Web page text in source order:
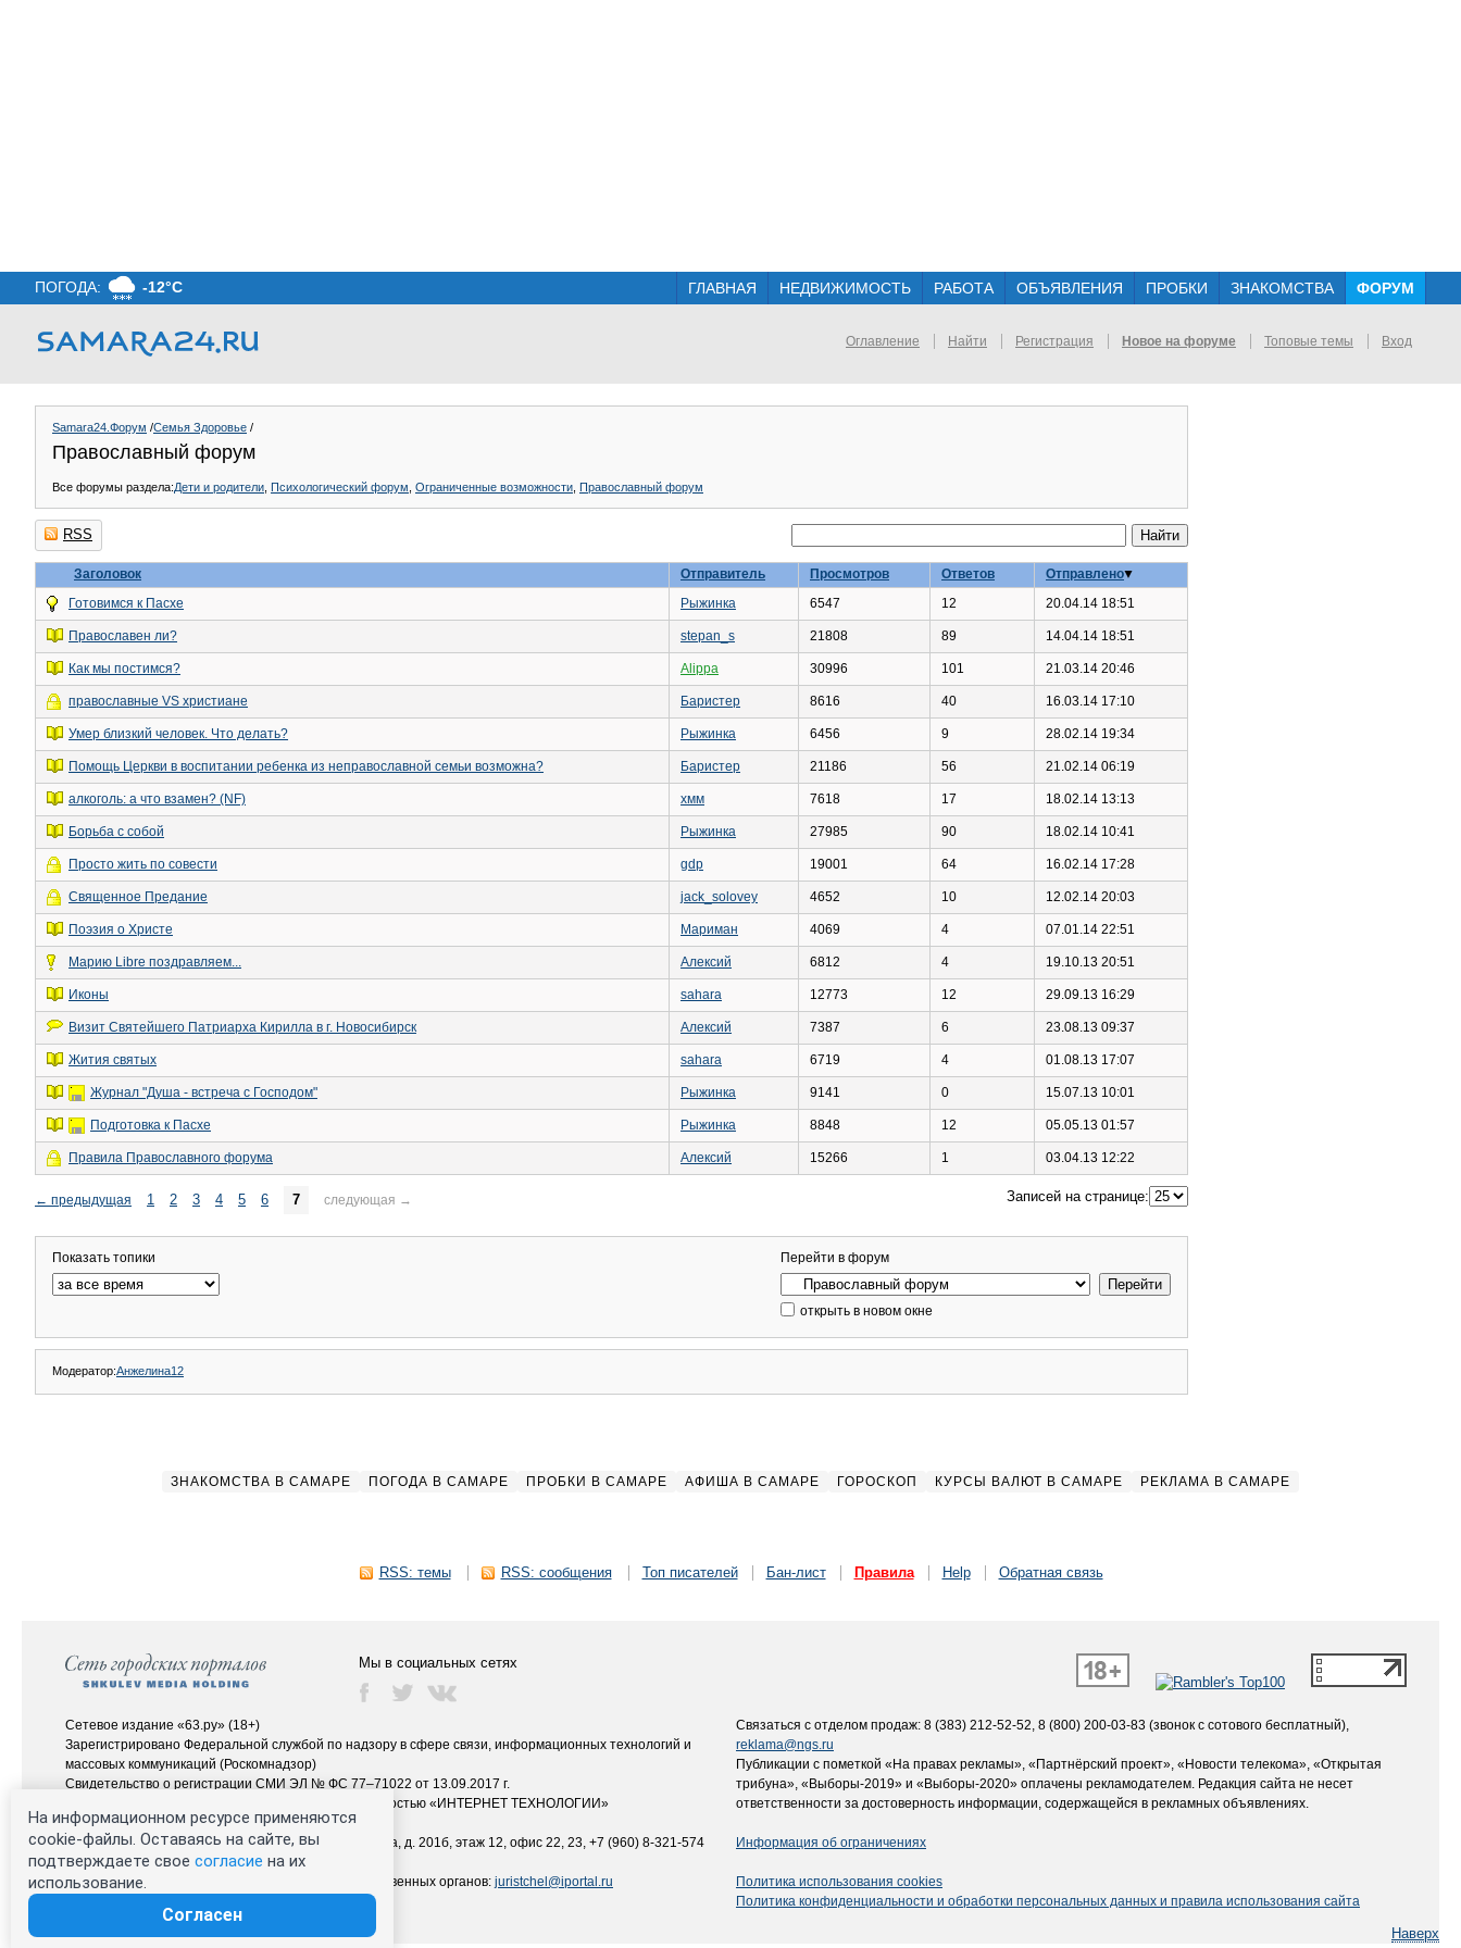
ПОГОДА: -12°C ГЛАВНАЯ НЕДВИЖИМОСТЬ РАБОТА ОБЪЯВЛЕНИЯ ПРОБКИ ЗНАКОМСТВА ФОРУМ
Оглавление Найти Регистрация Новое на форуме Топовые темы Вход
Samara24.Форум /Семья Здоровье /
Православный форум
Все форумы раздела:Дети и родители Психологический форум Ограниченные возможности Православный форум
RSS
Заголовок Отправитель Просмотров Ответов
Отправлено
Готовимся к Пасхе
Рыжинка 6547 12 20.04.14 18:51
Православен ли? stepan_s 21808 89 14.04.14 18:51
Как мы постимся? Alippa 30996 101 21.03.14 20:46
православные VS христиане Баристер 8616 40 16.03.14 17:10
Умер близкий человек. Что делать? Рыжинка 6456 9 28.02.14 19:34
Помощь Церкви в воспитании ребенка из неправославной семьи возможна? Баристер 21186 56 21.02.14 06:19
алкоголь: а что взамен? (NF) хмм 7618 17 18.02.14 13:13
Борьба с собой Рыжинка 27985 90 18.02.14 10:41
Просто жить по совести gdp 19001 64 16.02.14 17:28
Священное Предание jack_solovey 4652 10 12.02.14 20:03
Поэзия о Христе Мариман 4069 4 07.01.14 22:51
Марию Libre поздравляем... Алексий 6812 4 19.10.13 20:51
Иконы sahara 12773 12 29.09.13 16:29
Визит Святейшего Патриарха Кирилла в г. Новосибирск Алексий 7387 6 23.08.13 09:37
Жития святых sahara 6719 4 01.08.13 17:07
Журнал "Душа - встреча с Господом" Рыжинка 9141 0 15.07.13 10:01
Подготовка к Пасхе Рыжинка 8848 12 05.05.13 01:57
Правила Православного форума Алексий 15266 1 03.04.13 12:22
← предыдущая 1 2 3 4 5 6 7 следующая → Записей на странице:
Показать топики Перейти в форум
открыть в новом окне
Модератор:Анжелина12
Наверх
ЗНАКОМСТВА В САМАРЕ ПОГОДА В САМАРЕ ПРОБКИ В САМАРЕ АФИША В САМАРЕ ГОРОСКОП КУРСЫ ВАЛЮТ В САМАРЕ РЕКЛАМА В САМАРЕ
RSS: темы RSS: сообщения Топ писателей Бан-лист Правила Help Обратная связь
Мы в социальных сетях
Сетевое издание «63.ру» (18+)
Зарегистрировано Федеральной службой по надзору в сфере связи, информационных технологий и
массовых коммуникаций (Роскомнадзор)
Свидетельство о регистрации СМИ ЭЛ № ФС 77–71022 от 13.09.2017 г.
Учредитель: Общество с ограниченной ответственностью «ИНТЕРНЕТ ТЕХНОЛОГИИ»
Главный редактор: Плотникова Татьяна Николаевна
Адрес редакции: 443080, г. Самара, пр. Карла Маркса, д. 201б, этаж 12, офис 22, 23, +7 (960) 8-321-574
Электронный адрес редакции:63@rugion.ru
Контактные данные для Роскомнадзора и государственных органов: juristchel@iportal.ru
Связаться с отделом продаж: 8 (383) 212-52-52, 8 (800) 200-03-83 (звонок с сотового бесплатный),
reklama@ngs.ru
Публикации с пометкой «На правах рекламы», «Партнёрский проект», «Новости телекома», «Открытая
трибуна», «Выборы-2019» и «Выборы-2020» оплачены рекламодателем. Редакция сайта не несет
ответственности за достоверность информации, содержащейся в рекламных объявлениях.
Информация об ограничениях
Политика использования cookies
Политика конфиденциальности и обработки персональных данных и правила использования сайта
На информационном ресурсе применяются
cookie-файлы. Оставаясь на сайте, вы
подтверждаете свое согласие на их
использование.
Согласен